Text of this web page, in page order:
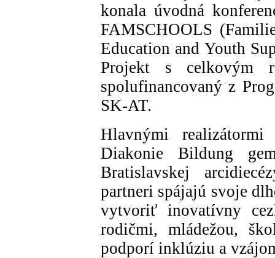
konala úvodná
FAMSCHOOLS
Education and Youth
Projekt s celkovým
spolufinancovaný z
SK-AT.
Hlavnými
Diakonie Bildung
Bratislavskej
partneri spájajú svoje
vytvoriť inovatívny
rodičmi, mládežou,
podporí inklúziu a